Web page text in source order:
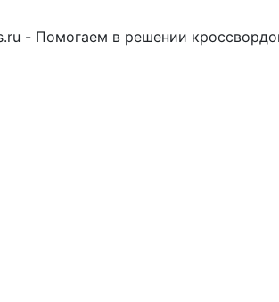
- Помогаем в решении